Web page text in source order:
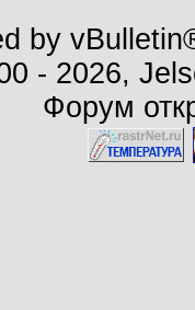
by
- 2026,
Форум